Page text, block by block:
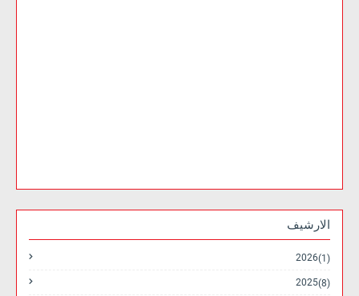
الارشيف
2026 (1)
2025 (8)